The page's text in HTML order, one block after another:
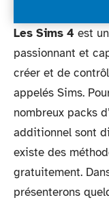
Les Sims 4 est
passionnant et
créer et de
appelés Sims.
nombreux packs
additionnel sont
existe des
gratuitement.
présenterons